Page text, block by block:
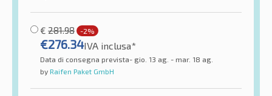
€ 281.98 -2%
€276.34IVA inclusa*
Data di consegna prevista- gio. 13 ag. - mar. 18 ag.
by Raifen Paket GmbH